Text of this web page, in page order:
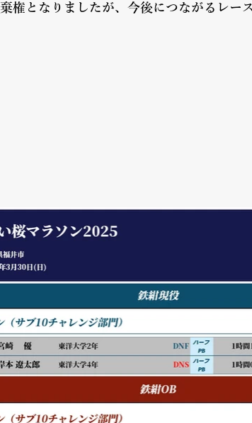
権となりましたが、今後につながるレー